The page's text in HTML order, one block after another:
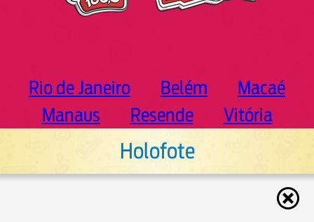
Rio de Janeiro Belém
Macaé
Manaus
Resende Vitória
Holofote